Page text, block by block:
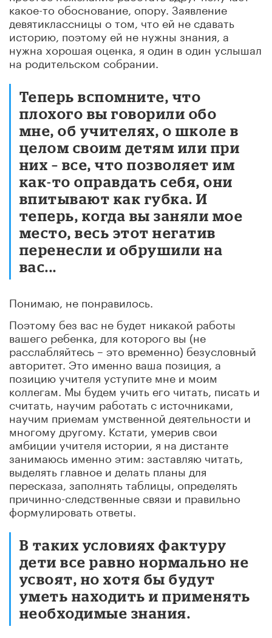
какое-то обоснование, опору. Заявление
девятиклассницы о том, что ей не сдавать
историю, поэтому ей не нужны знания, а
нужна хорошая оценка, я один в один услышал
на родительском собрании.
Теперь вспомните, что
плохого вы говорили обо
мне, об учителях, о школе в
целом своим детям или при
них – все, что позволяет им
как-то оправдать себя, они
впитывают как губка. И
теперь, когда вы заняли мое
место, весь этот негатив
перенесли и обрушили на
вас...
Понимаю, не понравилось.
Поэтому без вас не будет никакой работы
вашего ребенка, для которого вы (не
расслабляйтесь – это временно) безусловный
авторитет. Это именно ваша позиция, а
позицию учителя уступите мне и моим
коллегам. Мы будем учить его читать, писать и
считать, научим работать с источниками,
научим приемам умственной деятельности и
многому другому. Кстати, умерив свои
амбиции учителя истории, я на дистанте
занимаюсь именно этим: заставляю читать,
выделять главное и делать планы для
пересказа, заполнять таблицы, определять
причинно-следственные связи и правильно
формулировать ответы.
В таких условиях фактуру
дети все равно нормально не
усвоят, но хотя бы будут
уметь находить и применять
необходимые знания.